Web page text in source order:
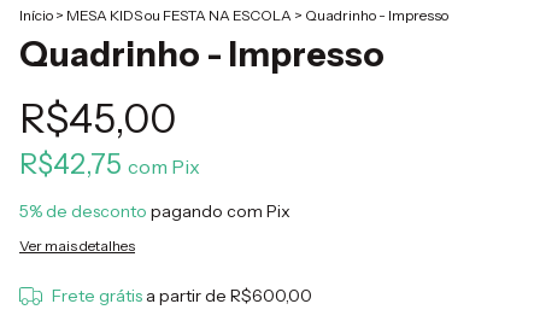
Início > MESA KIDS ou FESTA NA ESCOLA > Quadrinho - Impresso
Quadrinho - Impresso
R$45,00
R$42,75 com Pix
5% de desconto pagando com Pix
Ver mais detalhes
Frete grátis a partir de R$600,00